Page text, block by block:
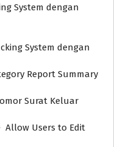
System dengan
System dengan
Report Summary
Surat Keluar
Users to Edit